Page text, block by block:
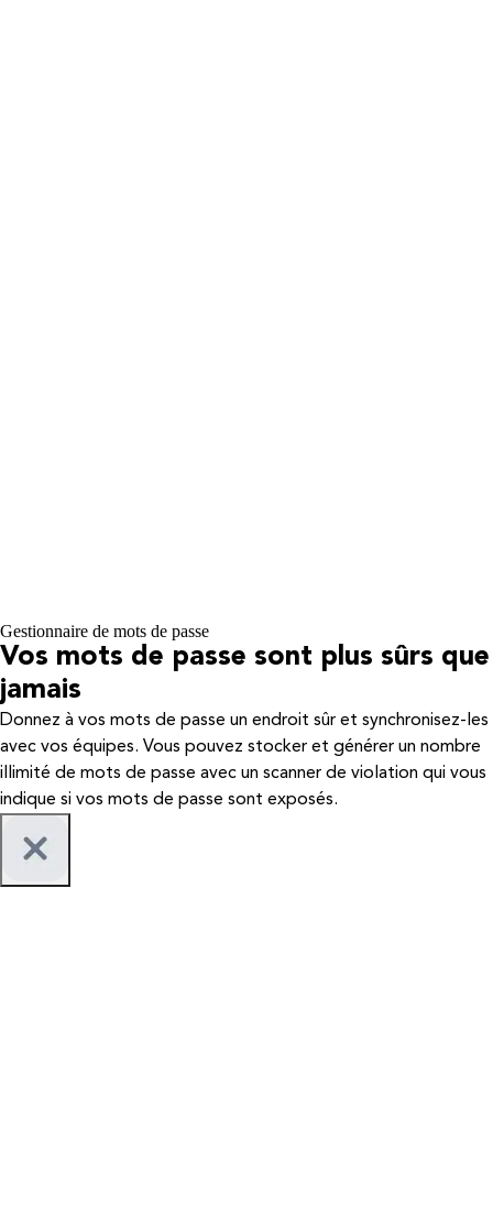
Gestionnaire de mots de passe
Vos mots de passe sont plus sûrs que
jamais
Donnez à vos mots de passe un endroit sûr et synchronisez-les
avec vos équipes. Vous pouvez stocker et générer un nombre
illimité de mots de passe avec un scanner de violation qui vous
indique si vos mots de passe sont exposés.